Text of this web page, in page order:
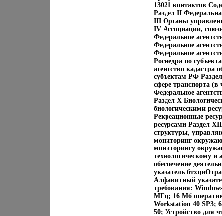
13021 контактов
Раздел II
III Органы
IV Ассоциации,
Федеральное
Федеральное
Федеральное
Роснедра по
агентство кадастра
субъектам РФ
сфере транспорта
Федеральное
Раздел X
биологическими
Рекреационные
ресурсами Раздел
структуры,
мониторинг
мониторингу
технологическому
обеспечение
указатель
Алфавитный
требования:
МГц; 16 Мб
Workstation 40 SP3;
50; Устройство для